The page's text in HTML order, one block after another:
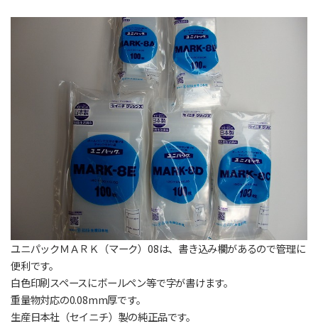
ユニパックＭＡＲＫ（マーク）08は、書き込み欄があるので管理に
便利です。
白色印刷スペースにボールペン等で字が書けます。
重量物対応の0.08mm厚です。
生産日本社（セイニチ）製の純正品です。